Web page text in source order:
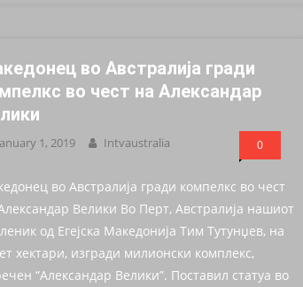
во Австралија гради
во чест на Александар
1, 2019 Intvaustralia 0
во Австралија гради компелкс во чест
Велики Во Перт, Австралија нашиот
од Егејска Македонија Тим Тутунџев, на
хектари, изгради милионски комплекс,
“Александар Велики”. Поставил статуа во